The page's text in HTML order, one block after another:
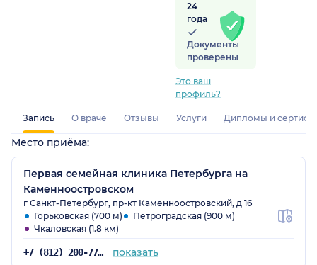
24
года
Документы
проверены
Это ваш
профиль?
Запись О враче Отзывы Услуги Дипломы и
Место приёма:
Первая семейная клиника Петербурга на
Каменноостровском
г Санкт-Петербург, пр-кт Каменноостровский, д 16
Горьковская (700 м)
Петроградская (900 м)
Чкаловская (1.8 км)
+7 (812) 200-77-54 показать